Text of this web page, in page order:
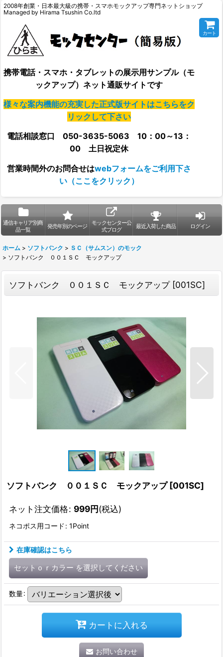
2008年創業・日本最大級の携帯・スマホモックアップ専門ネットショップ
Managed by Hirama Tsushin Co.ltd
携帯電話・スマホ・タブレットの展示用サンプル（モ
ックアップ）ネット通販サイトです
様々な案内機能の充実した正式版サイトはこちらをク
リックして下さい
電話相談窓口 050-3635-5063 10：00～13：
00 土日祝定休
営業時間外のお問合せはwebフォームをご利用下さ
い（ここをクリック）
カート
通信キャリア別商
品一覧
発売年別のページ
モックセンター公
式ブログ
最近入荷した商品 ログイン
ホーム > ソフトバンク > ＳＣ（サムスン）のモック
> ソフトバンク ００１ＳＣ モックアップ
ソフトバンク ００１ＳＣ モックアップ [001SC]
ソフトバンク ００１ＳＣ モックアップ [001SC]
ネット注文価格: 999円(税込)
ネコポス用コード : 1Point
在庫確認はこちら
セットｏｒカラー を選択してください
数量:
カートに入れる
お問い合わせ